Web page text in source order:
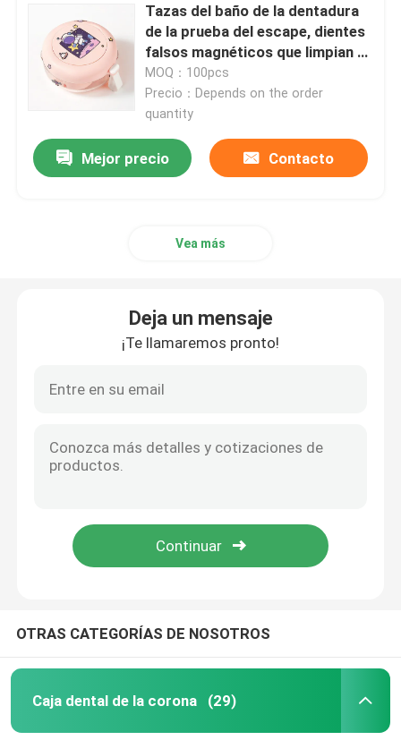
Tazas del baño de la dentadura
de la prueba del escape, dientes
falsos magnéticos que limpian el
envase
MOQ：100pcs
Precio：Depends on the order
quantity
Mejor precio Contacto
Vea más
Deja un mensaje
¡Te llamaremos pronto!
OTRAS CATEGORÍAS DE NOSOTROS
Caja dental de la corona (29)